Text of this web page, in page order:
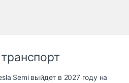
Semi выйдет в 2027 году на